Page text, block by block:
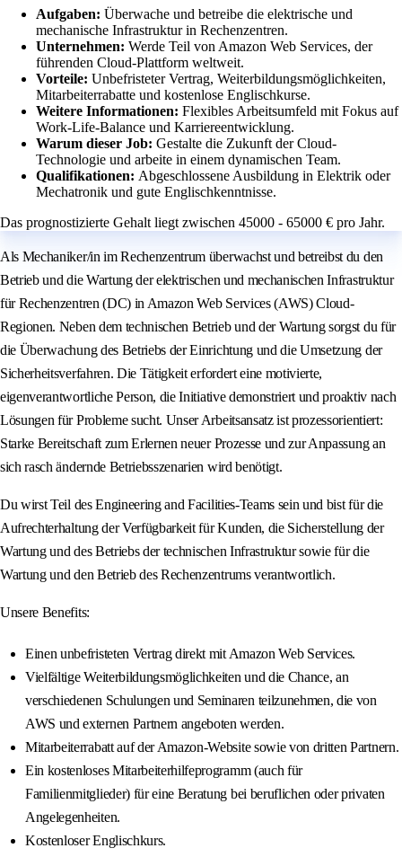
Aufgaben: Überwache und betreibe die elektrische und
mechanische Infrastruktur in Rechenzentren.
Unternehmen: Werde Teil von Amazon Web Services, der
führenden Cloud-Plattform weltweit.
Vorteile: Unbefristeter Vertrag, Weiterbildungsmöglichkeiten,
Mitarbeiterrabatte und kostenlose Englischkurse.
Weitere Informationen: Flexibles Arbeitsumfeld mit Fokus auf
Work-Life-Balance und Karriereentwicklung.
Warum dieser Job: Gestalte die Zukunft der Cloud-
Technologie und arbeite in einem dynamischen Team.
Qualifikationen: Abgeschlossene Ausbildung in Elektrik oder
Mechatronik und gute Englischkenntnisse.
Das prognostizierte Gehalt liegt zwischen 45000 - 65000 € pro Jahr.
Als Mechaniker/in im Rechenzentrum überwachst und betreibst du den
Betrieb und die Wartung der elektrischen und mechanischen Infrastruktur
für Rechenzentren (DC) in Amazon Web Services (AWS) Cloud-
Regionen. Neben dem technischen Betrieb und der Wartung sorgst du für
die Überwachung des Betriebs der Einrichtung und die Umsetzung der
Sicherheitsverfahren. Die Tätigkeit erfordert eine motivierte,
eigenverantwortliche Person, die Initiative demonstriert und proaktiv nach
Lösungen für Probleme sucht. Unser Arbeitsansatz ist prozessorientiert:
Starke Bereitschaft zum Erlernen neuer Prozesse und zur Anpassung an
sich rasch ändernde Betriebsszenarien wird benötigt.
Du wirst Teil des Engineering and Facilities-Teams sein und bist für die
Aufrechterhaltung der Verfügbarkeit für Kunden, die Sicherstellung der
Wartung und des Betriebs der technischen Infrastruktur sowie für die
Wartung und den Betrieb des Rechenzentrums verantwortlich.
Unsere Benefits:
Einen unbefristeten Vertrag direkt mit Amazon Web Services.
Vielfältige Weiterbildungsmöglichkeiten und die Chance, an
verschiedenen Schulungen und Seminaren teilzunehmen, die von
AWS und externen Partnern angeboten werden.
Mitarbeiterrabatt auf der Amazon-Website sowie von dritten Partnern.
Ein kostenloses Mitarbeiterhilfeprogramm (auch für
Familienmitglieder) für eine Beratung bei beruflichen oder privaten
Angelegenheiten.
Kostenloser Englischkurs.